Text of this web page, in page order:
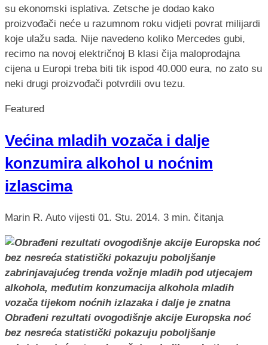
su ekonomski isplativa. Zetsche je dodao kako
proizvođači neće u razumnom roku vidjeti povrat milijardi
koje ulažu sada. Nije navedeno koliko Mercedes gubi,
recimo na novoj električnoj B klasi čija maloprodajna
cijena u Europi treba biti tik ispod 40.000 eura, no zato su
neki drugi proizvođači potvrdili ovu tezu.
Featured
Većina mladih vozača i dalje
konzumira alkohol u noćnim
izlascima
Marin R. Auto vijesti 01. Stu. 2014. 3 min. čitanja
Obrađeni rezultati ovogodišnje akcije Europska noć
bez nesreća statistički pokazuju poboljšanje